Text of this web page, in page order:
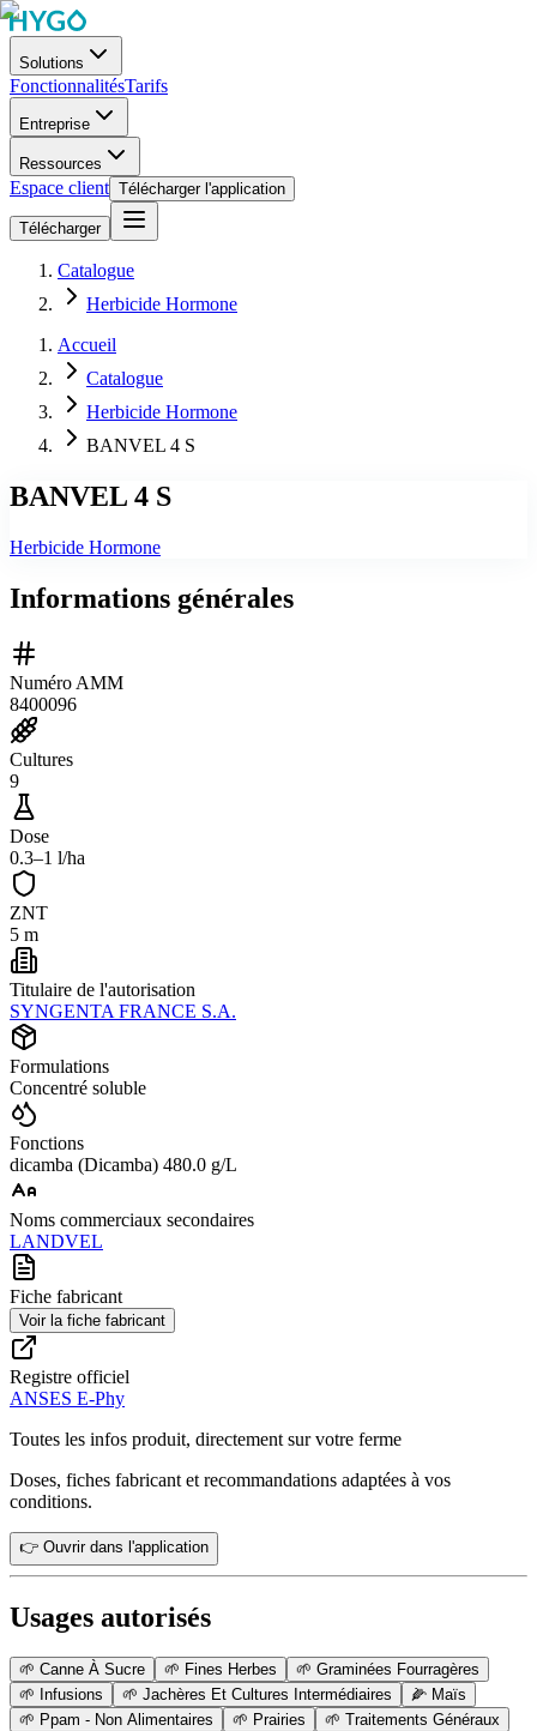
Solutions
FonctionnalitésTarifs
Entreprise
Ressources
Espace client Télécharger l'application
Télécharger
Catalogue
Herbicide Hormone
Accueil
Catalogue
Herbicide Hormone
BANVEL 4 S
BANVEL 4 S
Herbicide Hormone
Informations générales
Numéro AMM
8400096
Cultures
9
Dose
0.3–1 l/ha
ZNT
5 m
Titulaire de l'autorisation
SYNGENTA FRANCE S.A.
Formulations
Concentré soluble
Fonctions
dicamba (Dicamba) 480.0 g/L
Noms commerciaux secondaires
LANDVEL
Fiche fabricant
Voir la fiche fabricant
Registre officiel
ANSES E-Phy
Toutes les infos produit, directement sur votre ferme
Doses, fiches fabricant et recommandations adaptées à vos
conditions.
👉 Ouvrir dans l'application
Usages autorisés
🌱 Canne À Sucre 🌱 Fines Herbes 🌱 Graminées Fourragères
🌱 Infusions 🌱 Jachères Et Cultures Intermédiaires 🌽 Maïs
🌱 Ppam - Non Alimentaires 🌱 Prairies 🌱 Traitements Généraux